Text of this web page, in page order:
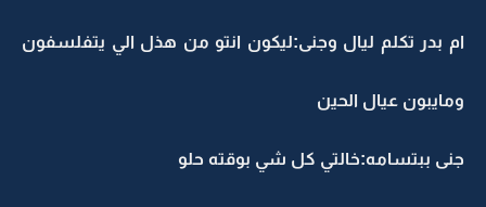
ام بدر تكلم ليال وجنى:ليكون انتو من هذل الي يتفلسفون
ومايبون عيال الحين
جنى ببتسامه:خالتي كل شي بوقته حلو